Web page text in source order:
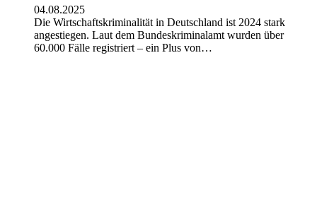
04.08.2025
Die Wirtschaftskriminalität in Deutschland ist 2024 stark
angestiegen. Laut dem Bundeskriminalamt wurden über
60.000 Fälle registriert – ein Plus von…